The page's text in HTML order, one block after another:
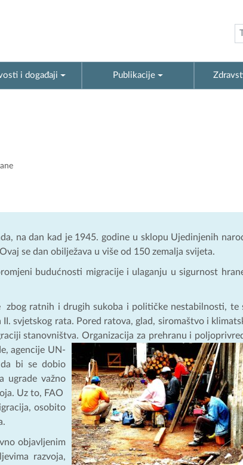
i događaji Publikacije
na dan kad je 1945. godine u sklopu Ujedinjenih
se dan obilježava u više od 150 zemalja svijeta.
budućnosti migracije i ulaganju u sigurnost
zbog ratnih i drugih sukoba i političke nestabilnosti, te
svjetskog rata. Pored ratova, glad, siromaštvo i
stanovništva.Organizacĳa za prehranu i
agencije UN-
bi se dobio
ugrade važno
Uz to, FAO
osobito
objavljenim
razvoja,